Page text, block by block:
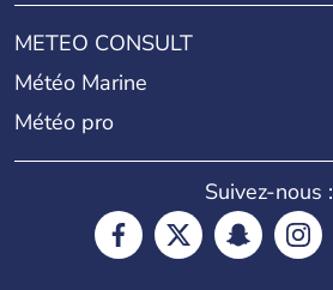
METEO CONSULT
Météo Marine
Météo pro
Suivez-nous :